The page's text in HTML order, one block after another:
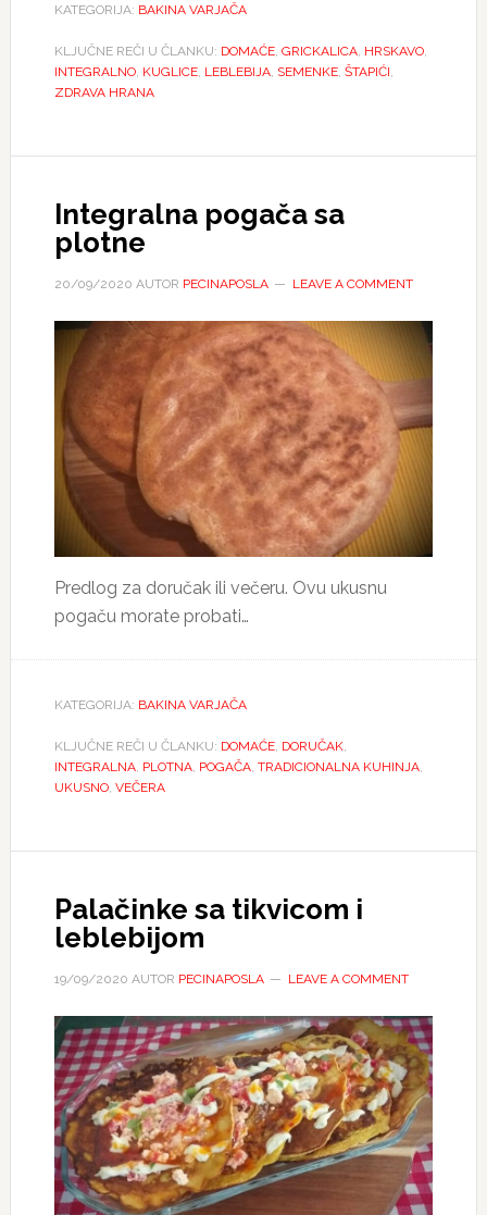
KATEGORIJA: BAKINA VARJAČA
KLJUČNE REČI U ČLANKU: DOMAĆE, GRICKALICA, HRSKAVO,
INTEGRALNO, KUGLICE, LEBLEBIJA, SEMENKE, ŠTAPIĆI,
ZDRAVA HRANA
Integralna pogača sa
plotne
20/09/2020 AUTOR PECINAPOSLA LEAVE A COMMENT
Predlog za doručak ili večeru. Ovu ukusnu
pogaču morate probati…
KATEGORIJA: BAKINA VARJAČA
KLJUČNE REČI U ČLANKU: DOMAĆE, DORUČAK,
INTEGRALNA, PLOTNA, POGAČA, TRADICIONALNA KUHINJA,
UKUSNO, VEČERA
Palačinke sa tikvicom i
leblebijom
19/09/2020 AUTOR PECINAPOSLA LEAVE A COMMENT